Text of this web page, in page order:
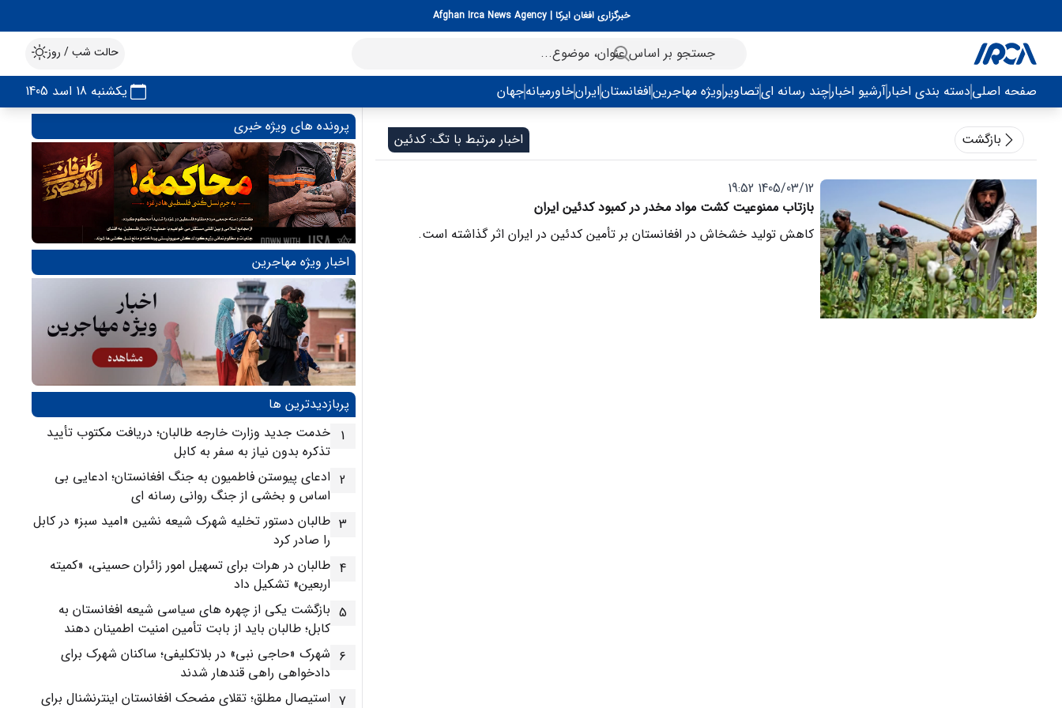
خبرگزاری افغان ایرکا | Afghan Irca News Agency
حالت شب / روز
صفحه اصلیدسته بندی اخبارآرشیو اخبارچند رسانه ایتصاویرویژه مهاجرینافغانستانایرانخاورمیانهجهان یکشنبه 18 اسد 1405
بازگشت اخبار مرتبط با تگ: کدئین
1405/03/12 19:52
بازتاب ممنوعیت کشت مواد مخدر در کمبود کدئین ایران
کاهش تولید خشخاش در افغانستان بر تأمین کدئین در ایران اثر گذاشته است.
پرونده های ویژه خبری
اخبار ویژه مهاجرین
پربازدیدترین ها
1 خدمت جدید وزارت خارجه طالبان؛ دریافت مکتوب تأیید
تذکره بدون نیاز به سفر به کابل
2 ادعای پیوستن فاطمیون به جنگ افغانستان؛ ادعایی بی
اساس و بخشی از جنگ روانی رسانه ای
3 طالبان دستور تخلیه شهرک شیعه نشین «امید سبز» در کابل
را صادر کرد
4 طالبان در هرات برای تسهیل امور زائران حسینی، «کمیته
اربعین» تشکیل داد
5 بازگشت یکی از چهره های سیاسی شیعه افغانستان به
کابل؛ طالبان باید از بابت تأمین امنیت اطمینان دهند
6 شهرک «حاجی نبی» در بلاتکلیفی؛ ساکنان شهرک برای
دادخواهی راهی قندهار شدند
7 استیصال مطلق؛ تقلای مضحک افغانستان اینترنشنال برای